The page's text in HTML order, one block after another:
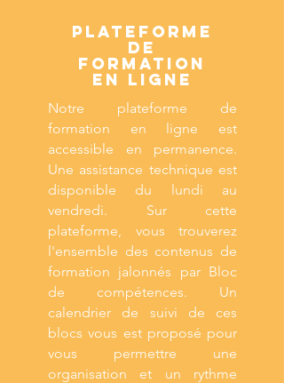
Plateforme
de
formation
en ligne
Notre plateforme de
formation en ligne est
accessible en permanence.
Une assistance technique est
disponible du lundi au
vendredi. Sur cette
plateforme, vous trouverez
l'ensemble des contenus de
formation jalonnés par Bloc
de compétences. Un
calendrier de suivi de ces
blocs vous est proposé pour
vous permettre une
organisation et un rythme